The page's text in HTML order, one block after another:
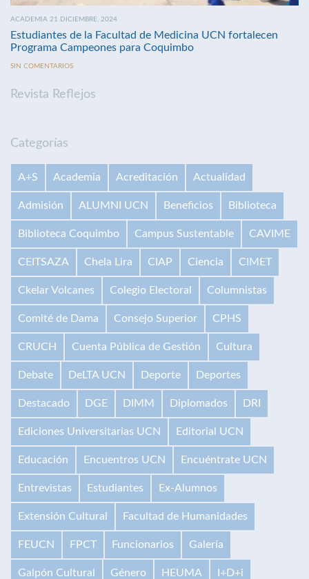
ACADEMIA 21 DICIEMBRE, 2024
Estudiantes de la Facultad de Medicina UCN fortalecen
Programa Campeones para Coquimbo
SIN COMENTARIOS
Revista Reflejos
Categorías
A+S Academia Acreditación Actualidad
Admisión ALUMNI UCN Beneficios Biblioteca
Biblioteca Coquimbo Campus Sustentable CAVIME
CEITSAZA Chela Lira CIAP Ciencia CIMET
Ckelar Volcanes Colegio Electoral Columnistas
Comité de Dama Consejo Superior CPHS
CRUCH Cuenta Pública de Gestión Cultura
Debate DeLTA UCN Deporte Deportes
Destacado DGE DIMM Diplomados DRI
Ediciones Universitarias UCN Editorial UCN
Educación Encuentros UCN Encuéntrate UCN
Entrevistas Estudiantes Ex-Alumnos
Extensión Cultural Facultad de Humanidades
FEUCN FPCT Funcionarios Galería
Galpón Cultural Género HEUMA I+D+i